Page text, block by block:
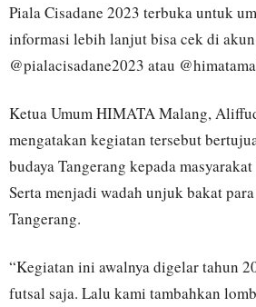
Piala Cisadane 2023 terbuka untuk
informasi lebih lanjut bisa cek di
@pialacisadane2023 atau
Ketua Umum HIMATA Malang,
mengatakan kegiatan tersebut
budaya Tangerang kepada
Serta menjadi wadah unjuk bakat
Tangerang.
“Kegiatan ini awalnya digelar tahun
futsal saja. Lalu kami tambahkan